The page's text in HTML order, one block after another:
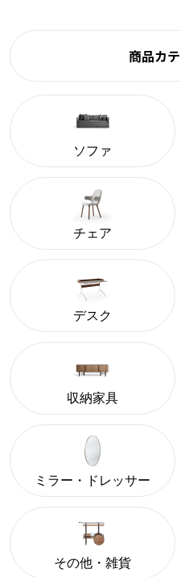
商品カ
ソファ
チェア
デスク
収納家具
ミラー・ドレッサー
その他・雑貨